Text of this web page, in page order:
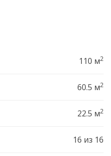
соседство.
Удобные выезды в
Быстрый выход
110 м2
60.5 м2
22.5 м2
16 из 16